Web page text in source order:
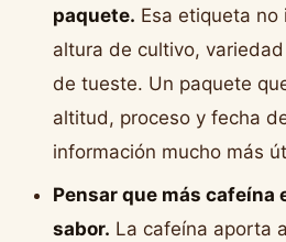
paquete. Esa etiqueta
altura de cultivo,
de tueste. Un paquete
altitud, proceso y fecha
información mucho más
Pensar que más cafeína
sabor. La cafeína aporta